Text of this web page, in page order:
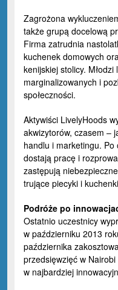
Zagrożona
także grupą docelową
Firma zatrudnia
kuchenek domowych
kenijskiej stolicy.
marginalizowanych i
społeczności.
Aktywiści LivelyHoods
akwizytorów, czasem –
handlu i marketingu.
dostają pracę i
zastępują
trujące piecyki i
Podróże po
Ostatnio uczestnicy
w październiku 2013
października
przedsięwzięć w
w najbardziej